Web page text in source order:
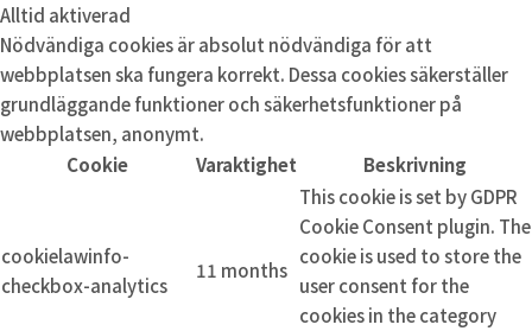
Alltid aktiverad
Nödvändiga cookies är absolut nödvändiga för att
webbplatsen ska fungera korrekt. Dessa cookies säkerställer
grundläggande funktioner och säkerhetsfunktioner på
webbplatsen, anonymt.
Cookie
Varaktighet Beskrivning
cookielawinfo-
checkbox-analytics
11 months
This cookie is set by GDPR
Cookie Consent plugin. The
cookie is used to store the
user consent for the
cookies in the category